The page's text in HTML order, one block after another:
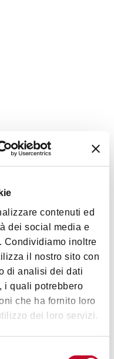
contenuti ed
dei social media e
Condividiamo inoltre
il nostro sito con
di analisi dei dati
i quali potrebbero
che ha fornito loro
dei loro servizi.